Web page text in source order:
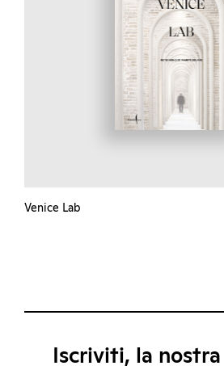
Venice Lab
Iscriviti, la nostra